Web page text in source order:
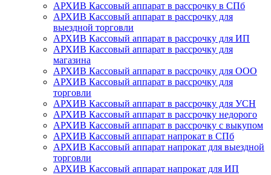
АРХИВ Кассовый аппарат в рассрочку в СПб
АРХИВ Кассовый аппарат в рассрочку для
выездной торговли
АРХИВ Кассовый аппарат в рассрочку для ИП
АРХИВ Кассовый аппарат в рассрочку для
магазина
АРХИВ Кассовый аппарат в рассрочку для ООО
АРХИВ Кассовый аппарат в рассрочку для
торговли
АРХИВ Кассовый аппарат в рассрочку для УСН
АРХИВ Кассовый аппарат в рассрочку недорого
АРХИВ Кассовый аппарат в рассрочку с выкупом
АРХИВ Кассовый аппарат напрокат в СПб
АРХИВ Кассовый аппарат напрокат для выездной
торговли
АРХИВ Кассовый аппарат напрокат для ИП